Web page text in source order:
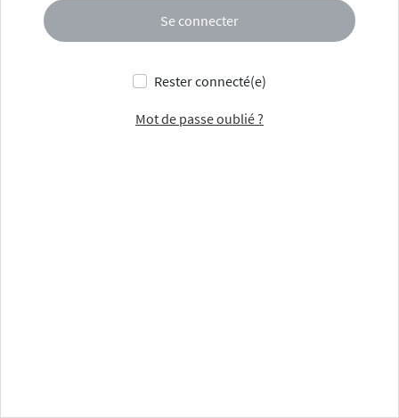
Se connecter
Rester connecté(e)
Mot de passe oublié ?